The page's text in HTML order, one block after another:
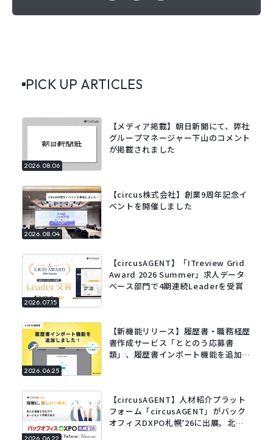
PICK UP ARTICLES
2026.08.06
【メディア掲載】朝日新聞にて、弊社
グループマネージャー下山のコメント
が掲載されました
2026.08.04
【circus株式会社】創業9周年記念イ
ベントを開催しました
2026.07.15
【circusAGENT】「ITreview Grid
Award 2026 Summer」求人データ
ベース部門で4期連続Leaderを受賞
2026.06.25
【新機能リリース】履歴書・職務経歴
書作成サービス「ととのう応募書
類」、履歴書インポート機能を追加。
【circusAGENT】人材紹介プラット
フォーム「circusAGENT」がバック
オフィスDXPO札幌’26に出展。北海